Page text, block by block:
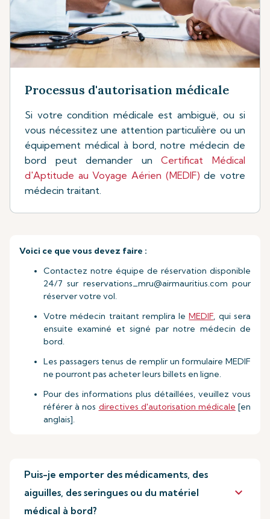
Processus d'autorisation médicale
Si votre condition médicale est ambiguë, ou si
vous nécessitez une attention particulière ou un
équipement médical à bord, notre médecin de
bord peut demander un
Certificat Médical
d'Aptitude au Voyage Aérien (MEDIF) de votre
médecin traitant.
Voici ce que vous devez faire :
Contactez notre équipe de réservation disponible
24/7 sur reservations_mru@airmauritius.com pour
réserver votre vol.
Votre médecin traitant remplira leMEDIF, qui sera
ensuite examiné et signé par notre médecin de
bord.
Les passagers tenus de remplir un formulaire MEDIF
ne pourront pas acheter leurs billets en ligne.
Pour des informations plus détaillées, veuillez vous
référer à nos directives d'autorisation médicale [en
anglais].
Puis-je emporter des médicaments, des
aiguilles, des seringues ou du matériel
médical à bord?
keyboard_arrow_down